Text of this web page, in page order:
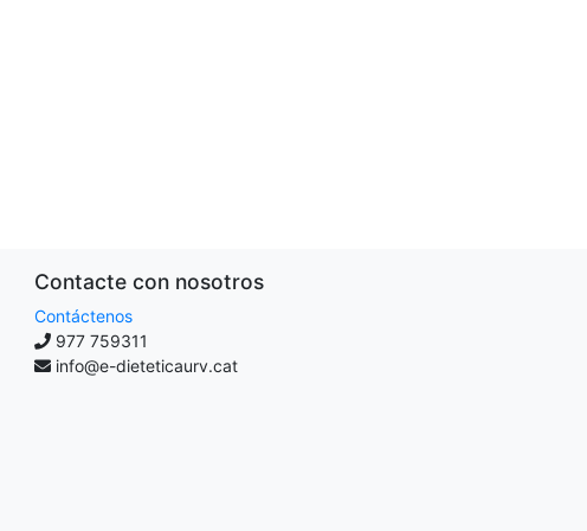
Contacte con nosotros
Contáctenos
977 759311
info@e-dieteticaurv.cat